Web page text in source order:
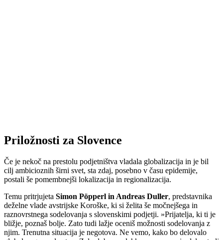
Priložnosti za Slovence
Če je nekoč na prestolu podjetništva vladala globalizacija in je bil
cilj ambicioznih širni svet, sta zdaj, posebno v času epidemije,
postali še pomembnejši lokalizacija in regionalizacija.
Temu pritrjujeta Simon Pöpperl in Andreas Duller, predstavnika
deželne vlade avstrijske Koroške, ki si želita še močnejšega in
raznovrstnega sodelovanja s slovenskimi podjetji. »Prijatelja, ki ti je
bližje, poznaš bolje. Zato tudi lažje oceniš možnosti sodelovanja z
njim. Trenutna situacija je negotova. Ne vemo, kako bo delovalo